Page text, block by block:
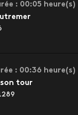
: 00:05 heure(s)
: 00:36 heure(s)
tour